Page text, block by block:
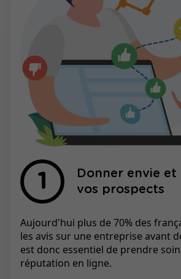
Donner envie et
vos prospects
Aujourd'hui plus de 70% des
les avis sur une entreprise avant
est donc essentiel de prendre
réputation en ligne.